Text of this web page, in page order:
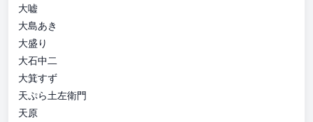
大嘘
大島あき
大盛り
大石中二
大箕すず
天ぷら土左衛門
天原